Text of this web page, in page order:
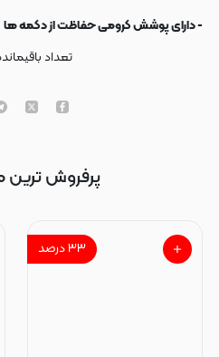
- دارای پوشش کرومی حفاظت از دکمه ها
تعداد
پرفروش
۳۳درصد